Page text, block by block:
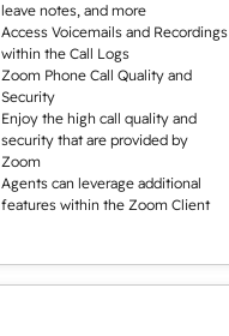
leave notes, and more
Access Voicemails and Recordings
within the Call Logs
Zoom Phone Call Quality and
Security
Enjoy the high call quality and
security that are provided by
Zoom
Agents can leverage additional
features within the Zoom Client